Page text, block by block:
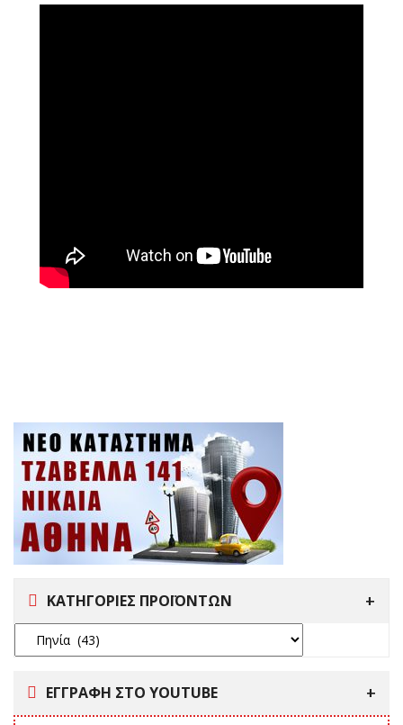
ΚΑΤΗΓΟΡΙΕΣ ΠΡΟΪΟΝΤΩΝ
ΕΓΓΡΑΦΗ ΣΤΟ YOUTUBE